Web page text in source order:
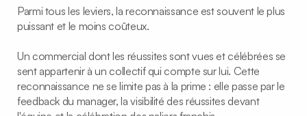
Parmi tous les leviers, la reconnaissance est souvent le plus
puissant et le moins coûteux.
Un commercial dont les réussites sont vues et célébrées se
sent appartenir à un collectif qui compte sur lui. Cette
reconnaissance ne se limite pas à la prime : elle passe par le
feedback du manager, la visibilité des réussites devant